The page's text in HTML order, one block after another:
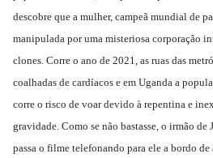
descobre que a mulher, campeã mundial de
manipulada por uma misteriosa corporação
clones. Corre o ano de 2021, as ruas das
coalhadas de cardíacos e em Uganda a
corre o risco de voar devido à repentina e
gravidade. Como se não bastasse, o irmão
passa o filme telefonando para ele a bordo